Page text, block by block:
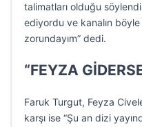
talimatları olduğu
ediyordu ve kanalın
zorundayım” dedi.
“FEYZA
Faruk Turgut, Feyza
karşı ise “Şu an dizi